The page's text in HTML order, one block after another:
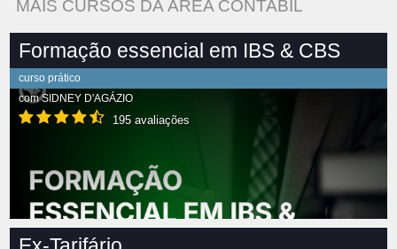
MAIS CURSOS DA ÁREA CONTABIL
Formação essencial em IBS & CBS
curso prático
comSIDNEY D'AGÁZIO
195 avaliações